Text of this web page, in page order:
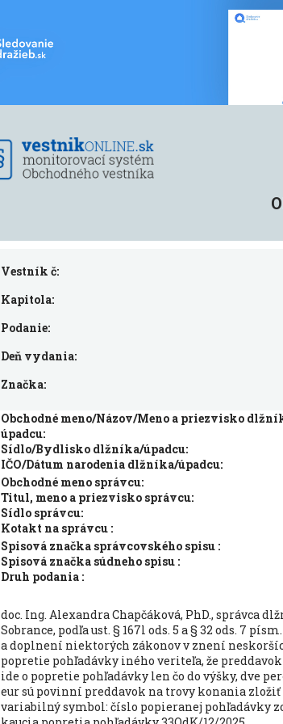
Vestník č:
Kapitola:
Podanie:
Deň vydania:
Značka:
Obchodné meno/Názov/Meno a priezvisko
úpadcu:
Sídlo/Bydlisko dlžníka/úpadcu:
IČO/Dátum narodenia dlžníka/úpadcu:
Obchodné meno správcu:
Titul, meno a priezvisko správcu:
Sídlo správcu:
Kotakt na správcu :
Spisová značka správcovského spisu :
Spisová značka súdneho spisu :
Druh podania :
doc. Ing. Alexandra Chapčáková, PhD., správca
Sobrance, podľa ust. § 167l ods. 5 a § 32 ods. 7
a doplnení niektorých zákonov v znení
popretie pohľadávky iného veriteľa, že
ide o popretie pohľadávky len čo do výšky, dve
eur sú povinní preddavok na trovy konania zložiť
variabilný symbol: číslo popieranej pohľadávky